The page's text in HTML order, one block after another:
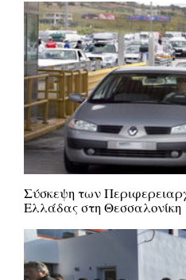
Σύσκεψη των
Ελλάδας στη Θεσσαλονίκη